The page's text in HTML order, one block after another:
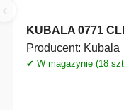
‹
KUBALA 0771
Producent: Kubala
✔ W magazynie (18